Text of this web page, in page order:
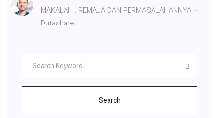
MAKALAH : REMAJA DAN PERMASALAHANNYA ~
Dutashare
Search